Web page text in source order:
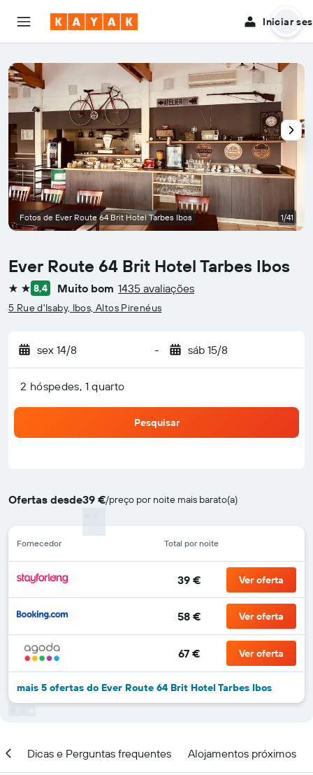
Iniciar
Ever Route 64 Brit Hotel Tarbes Ibos
2 estrelas
8,4 Muito bom 1435 avaliações
5 Rue d'Isaby, Ibos, Altos Pirenéus
sex 14/8 - sáb 15/8
2 hóspedes, 1 quarto
Pesquisar
Ofertas desde39 €/preço por noite mais barato(a)
Fornecedor Total por noite
39 € Ver oferta
58 € Ver oferta
67 € Ver oferta
mais 5 ofertas do Ever Route 64 Brit Hotel Tarbes Ibos
Fotos de Ever Route 64 Brit Hotel Tarbes Ibos 1/41
Dicas e Perguntas frequentes Alojamentos próximos